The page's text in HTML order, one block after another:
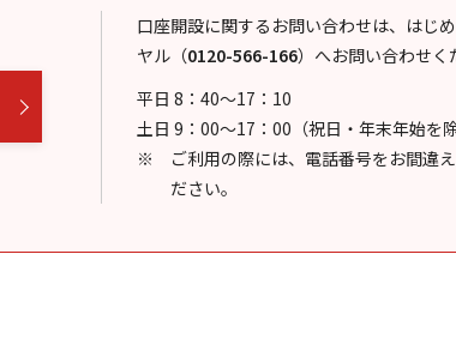
口座開設に関するお問い合わせは、はじ
ヤル （0120-566-166） へお問い合わせく
平日 8：40～17：10
土日 9：00～17：00（祝日・年末年始を除
ご利用の際には、電話番号をお間違
ださい。